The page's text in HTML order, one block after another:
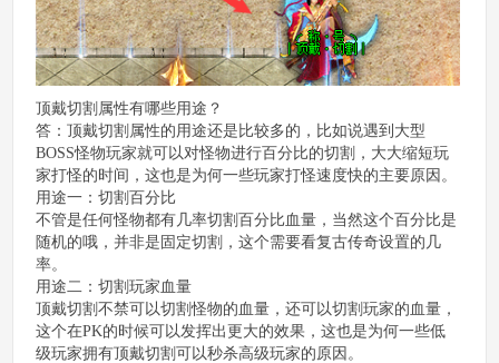
顶戴切割属性有哪些用途？
答：顶戴切割属性的用途还是比较多的，比如说遇到大型
BOSS怪物玩家就可以对怪物进行百分比的切割，大大缩短玩
家打怪的时间，这也是为何一些玩家打怪速度快的主要原因。
用途一：切割百分比
不管是任何怪物都有几率切割百分比血量，当然这个百分比是
随机的哦，并非是固定切割，这个需要看复古传奇设置的几
率。
用途二：切割玩家血量
顶戴切割不禁可以切割怪物的血量，还可以切割玩家的血量，
这个在PK的时候可以发挥出更大的效果，这也是为何一些低
级玩家拥有顶戴切割可以秒杀高级玩家的原因。